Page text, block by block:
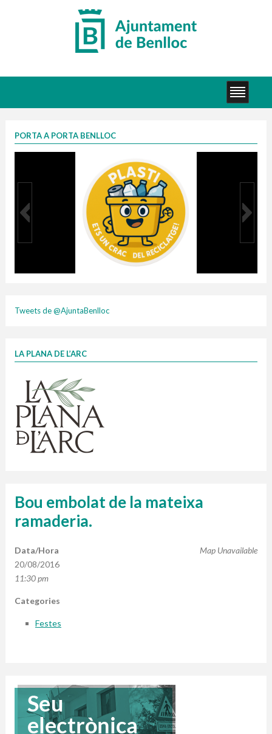
PORTA A PORTA BENLLOC
1 contenidors intel·ligents
Finançat per la Unió Europea – NextGenerationEU
Tweets de @AjuntaBenlloc
LA PLANA DE L’ARC
Bou embolat de la mateixa
ramaderia.
Map Unavailable
Data/Hora
20/08/2016
11:30 pm
Categories
Festes